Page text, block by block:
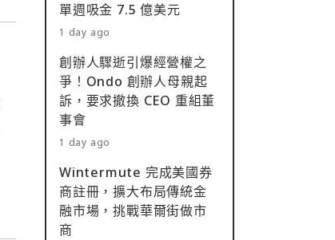
單週吸金 7.5 億美元
1 day ago
創辦人驟逝引爆經營權之
爭！Ondo 創辦人母親起
訴，要求撤換 CEO 重組董
事會
1 day ago
Wintermute 完成美國券
商註冊，擴大布局傳統金
融市場，挑戰華爾街做市
商